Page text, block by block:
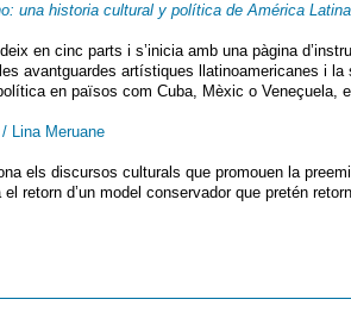
una historia cultural y política de América Latina
en cinc parts i s’inicia amb una pàgina
avantguardes artístiques llatinoamericanes i
en països com Cuba, Mèxic o Veneçuela,
/ Lina Meruane
els discursos culturals que promouen la
retorn d’un model conservador que pretén